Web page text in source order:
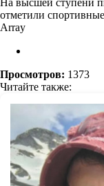
На высшей ступени
отметили
Array
Просмотров: 1373
Читайте также: